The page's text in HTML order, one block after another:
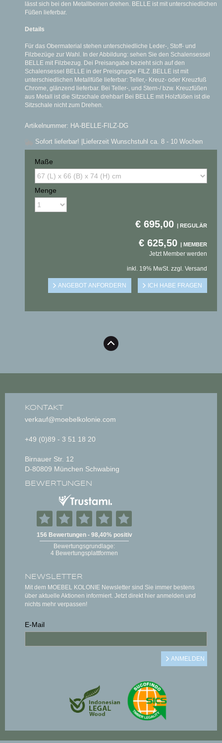
lässt sich bei den Metallbeinen drehen. BELLE ist mit unterschiedlichen
Füßen lieferbar.
Details
Für das Obermaterial stehen unterschiedliche Leder-, Stoff- und
Filzbezüge zur Wahl. In der Abbildung: sehen Sie den Schalensessel
BELLE mit Filzbezug. Dei Preisangabe bezieht sich auf den
Schalensessel BELLE in der Preisgruppe FILZ .BELLE ist mit
unterschiedlichen Metallfüße lieferbar: Teller,- Kreuz- oder Kreuzfuß
Chrome, glänzend lieferbar. Bei Teller-, und Stern-/ bzw. Kreuzfüßen
aus Metall ist die Sitzschale drehbar! Bei BELLE mit Holzfüßen ist die
Sitzschale nicht zum Drehen.
Artikelnummer: HA-BELLE-FILZ-DG
Sofort lieferbar! |Lieferzeit Wunschstuhl ca. 8 - 10 Wochen
Maße
Menge
€ 695,00
€ 625,50
Jetzt Member werden
inkl. 19% MwSt. zzgl. Versand
KONTAKT
verkauf@moebelkolonie.com
+49 (0)89 - 3 51 18 20
Birnauer Str. 12
D-80809 München Schwabing
BEWERTUNGEN
NEWSLETTER
Mit dem MOEBEL KOLONIE Newsletter sind Sie immer bestens
über aktuelle Aktionen informiert. Jetzt direkt hier anmelden und
nichts mehr verpassen!
E-Mail